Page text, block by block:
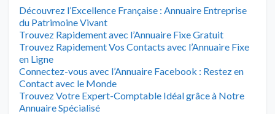
Découvrez l’Excellence Française : Annuaire Entreprise
du Patrimoine Vivant
Trouvez Rapidement avec l’Annuaire Fixe Gratuit
Trouvez Rapidement Vos Contacts avec l’Annuaire Fixe
en Ligne
Connectez-vous avec l’Annuaire Facebook : Restez en
Contact avec le Monde
Trouvez Votre Expert-Comptable Idéal grâce à Notre
Annuaire Spécialisé